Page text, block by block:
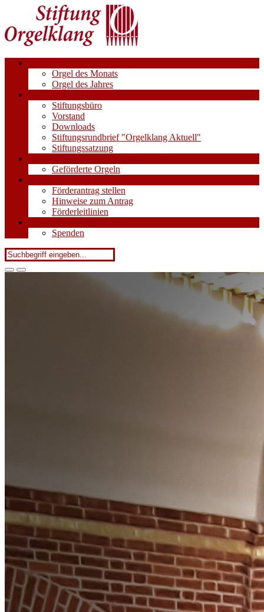
Orgel des Monats
Orgel des Jahres
Stiftungsbüro
Vorstand
Downloads
Stiftungsrundbrief "Orgelklang Aktuell"
Stiftungssatzung
Geförderte Orgeln
Förderantrag stellen
Hinweise zum Antrag
Förderleitlinien
Spenden